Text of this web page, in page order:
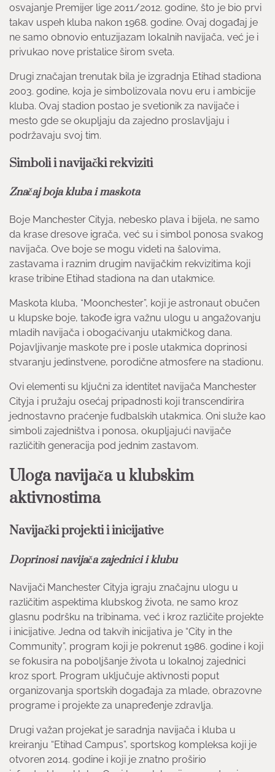
osvajanje Premijer lige 2011/2012. godine, što je bio prvi
takav uspeh kluba nakon 1968. godine. Ovaj događaj je
ne samo obnovio entuzijazam lokalnih navijača, već je i
privukao nove pristalice širom sveta.
Drugi značajan trenutak bila je izgradnja Etihad stadiona
2003. godine, koja je simbolizovala novu eru i ambicije
kluba. Ovaj stadion postao je svetionik za navijače i
mesto gde se okupljaju da zajedno proslavljaju i
podržavaju svoj tim.
Simboli i navijački rekviziti
Značaj boja kluba i maskota
Boje Manchester Cityja, nebesko plava i bijela, ne samo
da krase dresove igrača, već su i simbol ponosa svakog
navijača. Ove boje se mogu videti na šalovima,
zastavama i raznim drugim navijačkim rekvizitima koji
krase tribine Etihad stadiona na dan utakmice.
Maskota kluba, “Moonchester”, koji je astronaut obučen
u klupske boje, takođe igra važnu ulogu u angažovanju
mladih navijača i obogaćivanju utakmičkog dana.
Pojavljivanje maskote pre i posle utakmica doprinosi
stvaranju jedinstvene, porodične atmosfere na stadionu.
Ovi elementi su ključni za identitet navijača Manchester
Cityja i pružaju osećaj pripadnosti koji transcendirira
jednostavno praćenje fudbalskih utakmica. Oni služe kao
simboli zajedništva i ponosa, okupljajući navijače
različitih generacija pod jednim zastavom.
Uloga navijača u klubskim
aktivnostima
Navijački projekti i inicijative
Doprinosi navijača zajednici i klubu
Navijači Manchester Cityja igraju značajnu ulogu u
različitim aspektima klubskog života, ne samo kroz
glasnu podršku na tribinama, već i kroz različite projekte
i inicijative. Jedna od takvih inicijativa je “City in the
Community”, program koji je pokrenut 1986. godine i koji
se fokusira na poboljšanje života u lokalnoj zajednici
kroz sport. Program uključuje aktivnosti poput
organizovanja sportskih događaja za mlade, obrazovne
programe i projekte za unapređenje zdravlja.
Drugi važan projekat je saradnja navijača i kluba u
kreiranju “Etihad Campus”, sportskog kompleksa koji je
otvoren 2014. godine i koji je znatno proširio